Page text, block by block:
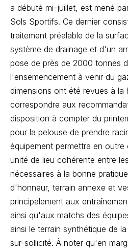
a débuté mi-juillet, est mené
Sols Sportifs. Ce dernier
traitement préalable de la
système de drainage et d'un
pose de près de 2000 tonnes
l'ensemencement à venir du
dimensions ont été revues à la
correspondre aux
disposition à compter du
pour la pelouse de prendre
équipement permettra en
unité de lieu cohérente entre
nécessaires à la bonne
d'honneur, terrain annexe et
principalement aux
ainsi qu'aux matchs des
ainsi le terrain synthétique de
sur-sollicité. À noter qu'en